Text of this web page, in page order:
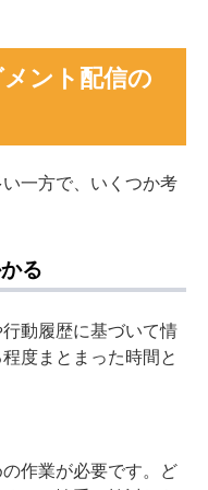
ント配信の
一方で、いくつか考
る
動履歴に基づいて情
度まとまった時間と
作業が必要です。ど